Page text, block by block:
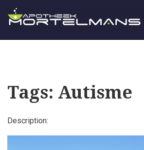
Tags: Autisme
Description: